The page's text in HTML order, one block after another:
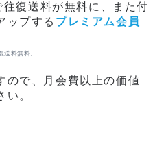
復送料が無料に、また付
ップする プレミアム会員
料無料。
ので、月会費以上の価値
。